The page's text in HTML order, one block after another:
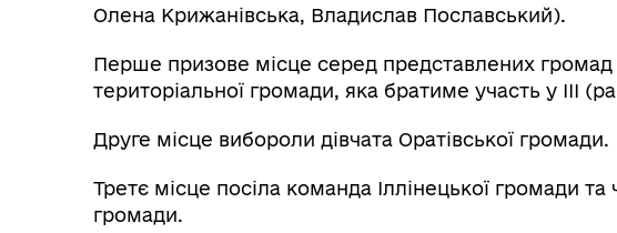
Олена Крижанівська, Владислав Пославський).
Перше призове місце серед представлених громад
територіальної громади, яка братиме участь у ІІІ
Друге місце вибороли дівчата Оратівської громади.
Третє місце посіла команда Іллінецької громади
громади.